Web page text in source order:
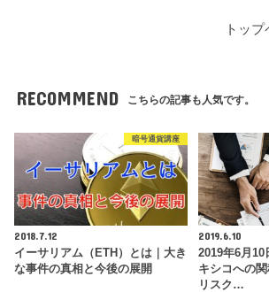
トッ
RECOMMEND こちらの記事も人気です。
暗号通貨講座
2018.7.12
イーサリアム（ETH）とは｜大き
な事件の真相と今後の展開
2019.6.10
2019年6月10
キシコへの
リスク…